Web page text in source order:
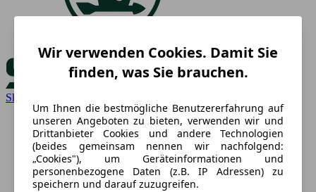
Skoda
Wir verwenden Cookies. Damit Sie
finden, was Sie brauchen.
Um Ihnen die bestmögliche Benutzererfahrung auf
unseren Angeboten zu bieten, verwenden wir und
Drittanbieter Cookies und andere Technologien
(beides gemeinsam nennen wir nachfolgend:
„Cookies"), um Geräteinformationen und
personenbezogene Daten (z.B. IP Adressen) zu
speichern und darauf zuzugreifen.